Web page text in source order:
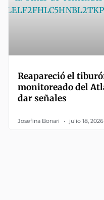
Reapareció el
monitoreado del
dar señales
Josefina Bonari julio 18, 2026